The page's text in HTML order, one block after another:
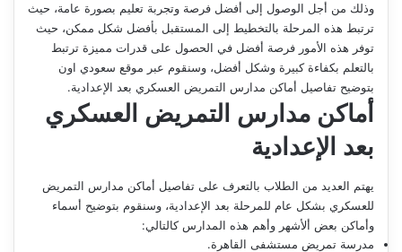
وذلك من أجل الوصول إلى أفضل فرصة وتجربة تعليم بصورة عامة، حيث
ترتبط هذه المرحلة بالتخطيط إلى المستقبل بأفضل شكل ممكن، حيث
توفر هذه الأمور فرصة أفضل في الحصول على قدرات مميزة ترتبط
بالتعلم بكفاءة كبيرة وشكل أفضل، وسنقوم عبر موقع سعودي اون
بتوضيح تفاصيل أماكن مدارس التمريض العسكري بعد الإعدادية.
أماكن مدارس التمريض العسكري
بعد الإعدادية
يهتم العديد من الطلاب بالتعرف على تفاصيل أماكن مدارس التمريض
للعسكري بشكل عام للمرحلة بعد الإعدادية، وسنقوم بتوضيح أسماء
وأماكن بعض ألأشهر وأهم هذه المدارس كالتالي:
مدرسة تمريض مستشفى القاهرة.